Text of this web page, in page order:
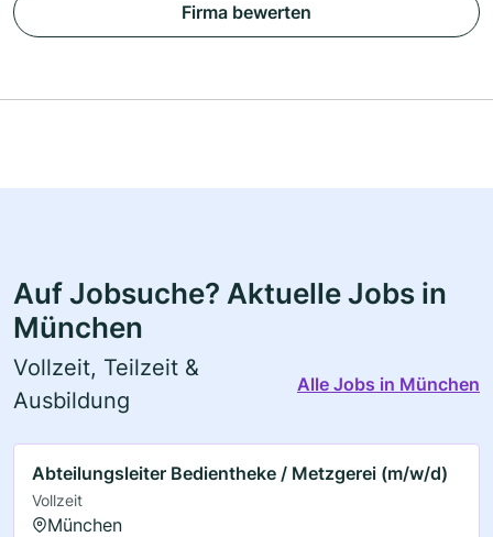
Firma bewerten
Auf Jobsuche? Aktuelle Jobs in
München
Vollzeit, Teilzeit &
Ausbildung
Alle Jobs in München
Abteilungsleiter Bedientheke / Metzgerei (m/w/d)
Vollzeit
München